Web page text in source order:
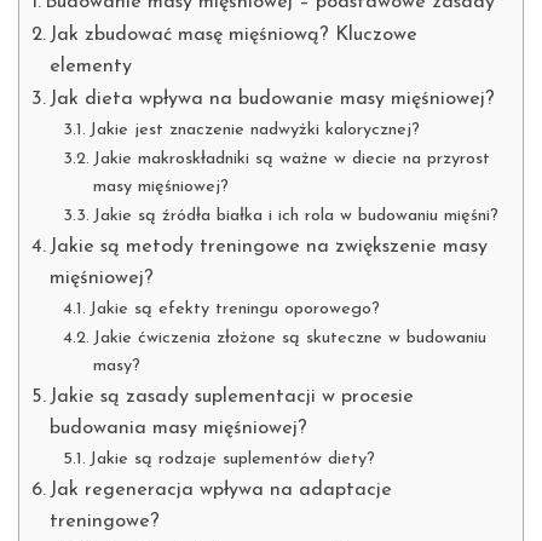
Jak zbudować masę mięśniową? Kluczowe
elementy
Jak dieta wpływa na budowanie masy mięśniowej?
Jakie jest znaczenie nadwyżki kalorycznej?
Jakie makroskładniki są ważne w diecie na przyrost
masy mięśniowej?
Jakie są źródła białka i ich rola w budowaniu mięśni?
Jakie są metody treningowe na zwiększenie masy
mięśniowej?
Jakie są efekty treningu oporowego?
Jakie ćwiczenia złożone są skuteczne w budowaniu
masy?
Jakie są zasady suplementacji w procesie
budowania masy mięśniowej?
Jakie są rodzaje suplementów diety?
Jak regeneracja wpływa na adaptacje
treningowe?